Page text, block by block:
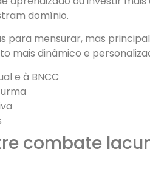
domínio.
para mensurar, mas
mais dinâmico e
e à BNCC
combate